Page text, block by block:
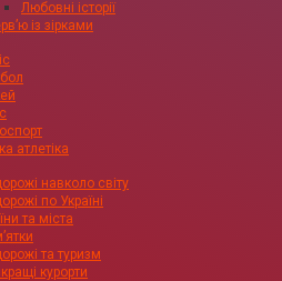
Любовні історії
із зірками
атлетіка
навколо світу
по Україні
та міста
та туризм
курорти